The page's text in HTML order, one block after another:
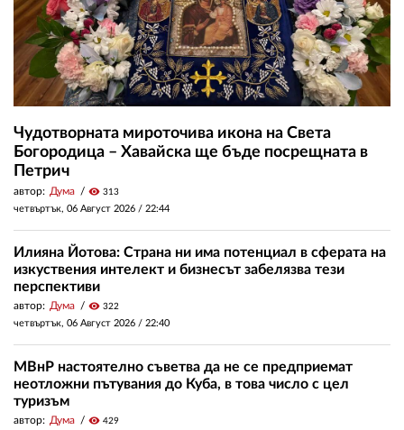
Чудотворната мироточива икона на Света
Богородица – Хавайска ще бъде посрещната в
Петрич
автор: Дума visibility 313
четвъртък, 06 Август 2026 / 22:44
Илияна Йотова: Страна ни има потенциал в сферата на
изкуствения интелект и бизнесът забелязва тези
перспективи
автор: Дума visibility 322
четвъртък, 06 Август 2026 / 22:40
МВнР настоятелно съветва да не се предприемат
неотложни пътувания до Куба, в това число с цел
туризъм
автор: Дума visibility 429